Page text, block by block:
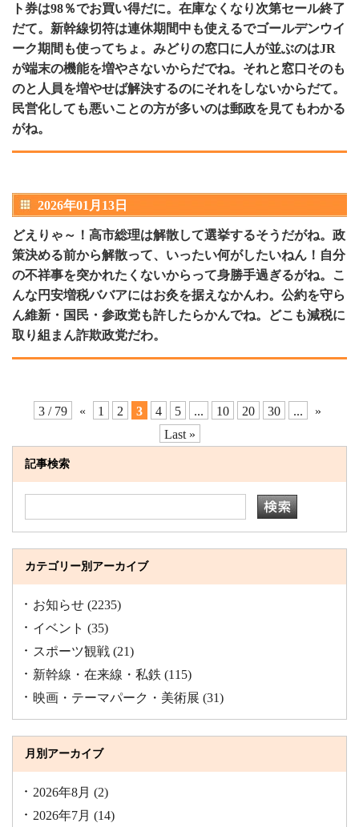
ト券は98％でお買い得だに。在庫なくなり次第セール終了
だて。新幹線切符は連休期間中も使えるでゴールデンウイ
ーク期間も使ってちょ。みどりの窓口に人が並ぶのはJR
が端末の機能を増やさないからだでね。それと窓口そのも
のと人員を増やせば解決するのにそれをしないからだて。
民営化しても悪いことの方が多いのは郵政を見てもわかる
がね。
2026年01月13日
どえりゃ～！高市総理は解散して選挙するそうだがね。政
策決める前から解散って、いったい何がしたいねん！自分
の不祥事を突かれたくないからって身勝手過ぎるがね。こ
んな円安増税ババアにはお灸を据えなかんわ。公約を守ら
ん維新・国民・参政党も許したらかんでね。どこも減税に
取り組まん詐欺政党だわ。
3 / 79 « 1 2 3 4 5 ... 10 20 30 ...
»
Last »
記事検索
カテゴリー別アーカイブ
お知らせ (2235)
イベント (35)
スポーツ観戦 (21)
新幹線・在来線・私鉄 (115)
映画・テーマパーク・美術展 (31)
月別アーカイブ
2026年8月 (2)
2026年7月 (14)